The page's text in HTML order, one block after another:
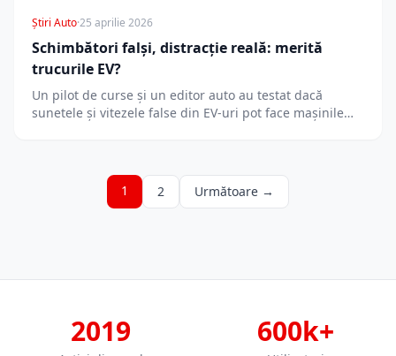
Știri Auto·25 aprilie 2026
Schimbători falși, distracție reală: merită
trucurile EV?
Un pilot de curse și un editor auto au testat dacă
sunetele și vitezele false din EV-uri pot face mașinile…
1 2 Următoare →
2019 600k+